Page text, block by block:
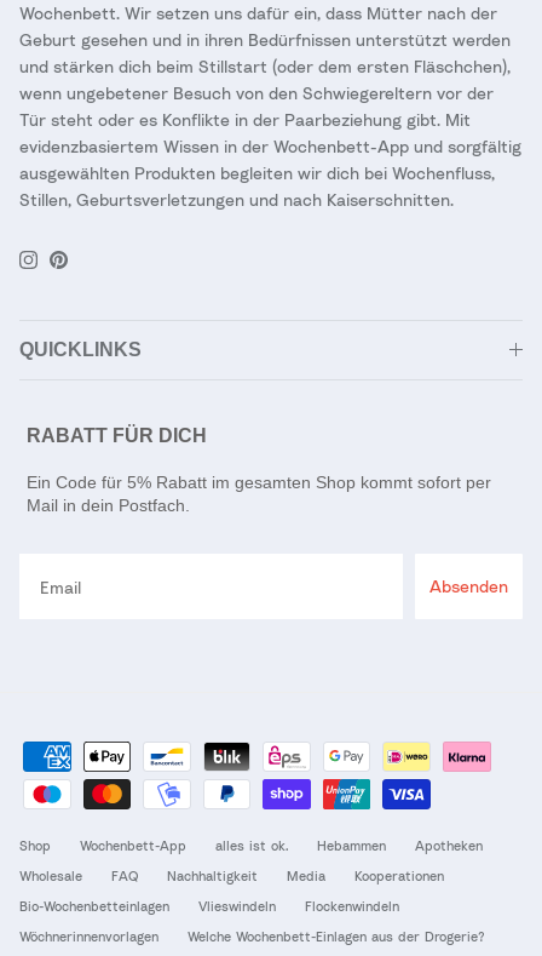
Wochenbett. Wir setzen uns dafür ein, dass Mütter nach der
Geburt gesehen und in ihren Bedürfnissen unterstützt werden
und stärken dich beim Stillstart (oder dem ersten Fläschchen),
wenn ungebetener Besuch von den Schwiegereltern vor der
Tür steht oder es Konflikte in der Paarbeziehung gibt. Mit
evidenzbasiertem Wissen in der Wochenbett-App und sorgfältig
ausgewählten Produkten begleiten wir dich bei Wochenfluss,
Stillen, Geburtsverletzungen und nach Kaiserschnitten.
Instagram
Pinterest
QUICKLINKS
RABATT FÜR DICH
Ein Code für 5% Rabatt im gesamten Shop kommt sofort per
Mail in dein Postfach.
Absenden
Shop Wochenbett-App alles ist ok. Hebammen
Apotheken
Wholesale
FAQ Nachhaltigkeit Media
Kooperationen
Bio-Wochenbetteinlagen
Vlieswindeln
Flockenwindeln
Wöchnerinnenvorlagen
Welche Wochenbett-Einlagen aus der Drogerie?